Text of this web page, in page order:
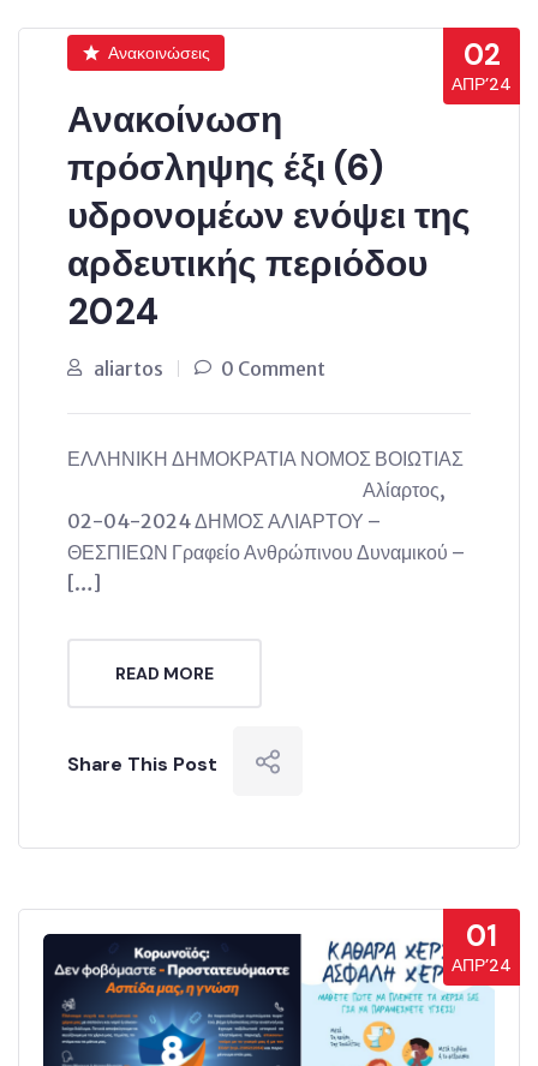
02
ΑΠΡ’24
Ανακοινώσεις
Ανακοίνωση
πρόσληψης έξι (6)
υδρονομέων ενόψει της
αρδευτικής περιόδου
2024
aliartos 0 Comment
ΕΛΛΗΝΙΚΗ ΔΗΜΟΚΡΑΤΙΑ ΝΟΜΟΣ ΒΟΙΩΤΙΑΣ
Αλίαρτος,
02-04-2024 ΔΗΜΟΣ ΑΛΙΑΡΤΟΥ –
ΘΕΣΠΙΕΩΝ Γραφείο Ανθρώπινου Δυναμικού –
[…]
READ MORE
Share This Post
01
ΑΠΡ’24